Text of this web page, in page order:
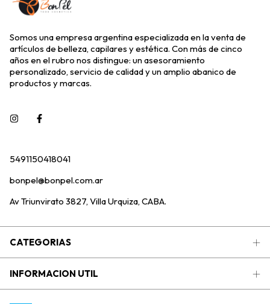
Somos una empresa argentina especializada en la venta de
artículos de belleza, capilares y estética. Con más de cinco
años en el rubro nos distingue: un asesoramiento
personalizado, servicio de calidad y un amplio abanico de
productos y marcas.
5491150418041
bonpel@bonpel.com.ar
Av Triunvirato 3827, Villa Urquiza, CABA.
CATEGORIAS
INFORMACION UTIL